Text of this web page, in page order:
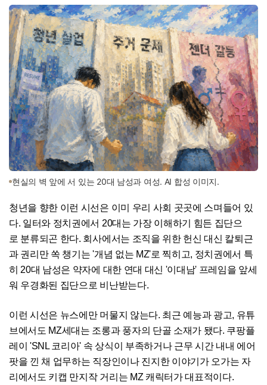
현실의 벽 앞에 서 있는 20대 남성과 여성. AI 합성 이미지.
청년을 향한 이런 시선은 이미 우리 사회 곳곳에 스며들어 있
다. 일터와 정치권에서 20대는 가장 이해하기 힘든 집단으
로 분류되곤 한다. 회사에서는 조직을 위한 헌신 대신 칼퇴근
과 권리만 쏙 챙기는 '개념 없는 MZ'로 찍히고, 정치권에서 특
히 20대 남성은 약자에 대한 연대 대신 '이대남' 프레임을 앞세
워 우경화된 집단으로 비난받는다.
이런 시선은 뉴스에만 머물지 않는다. 최근 예능과 광고, 유튜
브에서도 MZ세대는 조롱과 풍자의 단골 소재가 됐다. 쿠팡플
레이 'SNL 코리아' 속 상식이 부족하거나 근무 시간 내내 에어
팟을 낀 채 업무하는 직장인이나 진지한 이야기가 오가는 자
리에서도 키캡 만지작 거리는 MZ 캐릭터가 대표적이다.